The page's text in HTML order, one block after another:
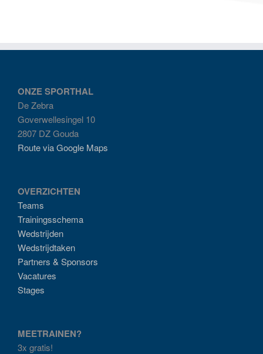
ONZE SPORTHAL
De Zebra
Goverwellesingel 10
2807 DZ Gouda
Route via Google Maps
OVERZICHTEN
Teams
Trainingsschema
Wedstrijden
Wedstrijdtaken
Partners & Sponsors
Vacatures
Stages
MEETRAINEN?
3x gratis!